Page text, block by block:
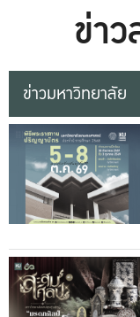
ข่า
ข่าวมหาวิทยาลัย